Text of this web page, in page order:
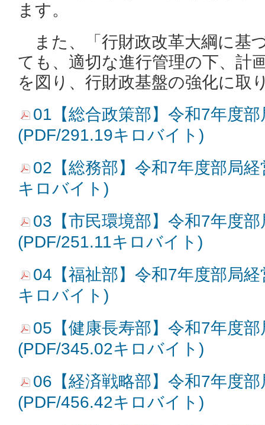
ます。
また、「行財政改革大綱に基
ても、適切な進行管理の下、計
を図り、行財政基盤の強化に取
01【総合政策部】令和7年度
(PDF/291.19キロバイト)
02【総務部】令和7年度部局
キロバイト)
03【市民環境部】令和7年度
(PDF/251.11キロバイト)
04【福祉部】令和7年度部局
キロバイト)
05【健康長寿部】令和7年度
(PDF/345.02キロバイト)
06【経済戦略部】令和7年度
(PDF/456.42キロバイト)